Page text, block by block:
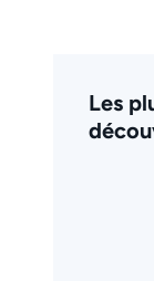
Les